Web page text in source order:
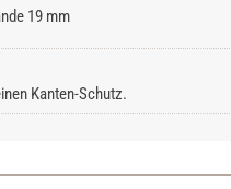
19 mm
Kanten-Schutz.